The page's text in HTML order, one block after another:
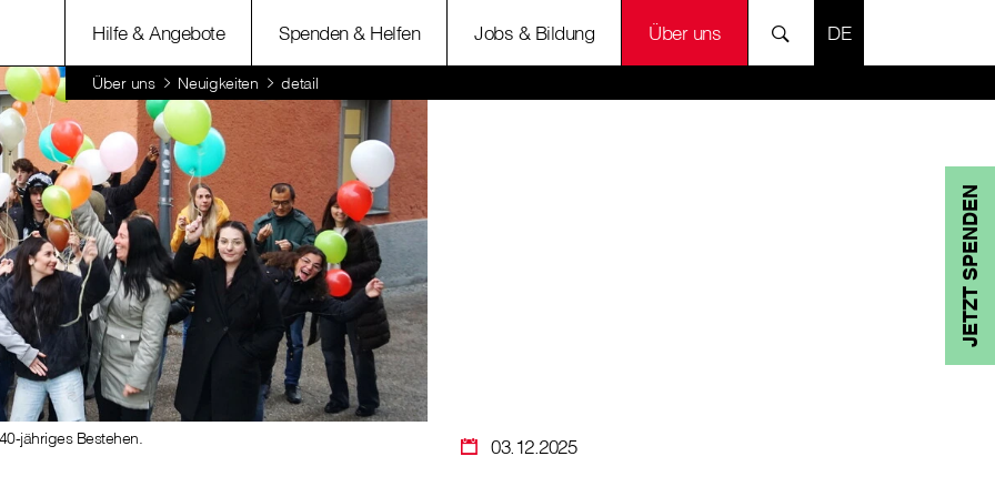
Hilfe & Angebote Spenden & Helfen Jobs & Bildung Über uns SPRACHE
Über uns Neuigkeiten detail
JETZT SPENDEN
03.12.2025
jähriges Bestehen.